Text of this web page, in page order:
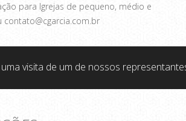
para Igrejas de pequeno, médio e
visita de um de nossos